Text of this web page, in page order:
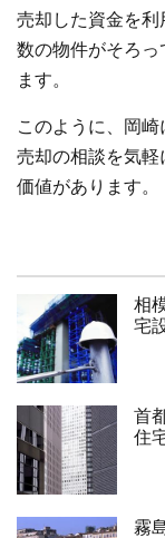
売却した資金を
数の物件がそろ
ます。
このように、岡
売却の相談を気軽
価値があります。
相
宅
首
住
霧